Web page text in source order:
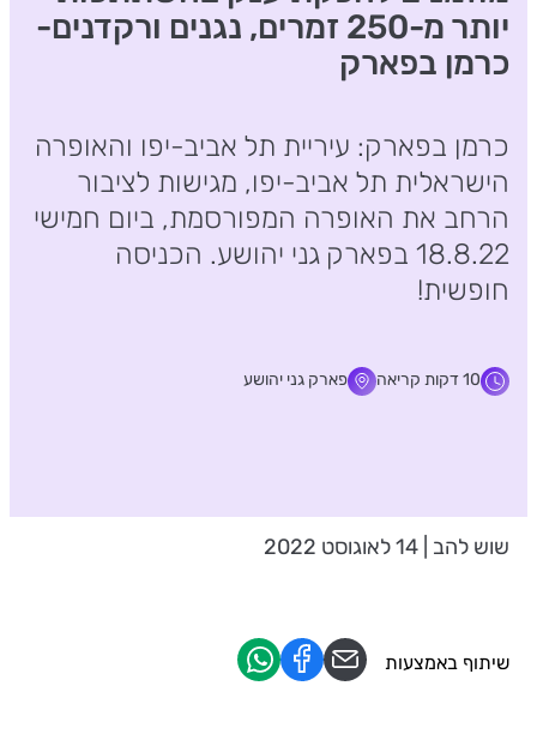
יותר מ-250 זמרים, נגנים ורקדנים-
כרמן בפארק
כרמן בפארק: עיריית תל אביב-יפו והאופרה
הישראלית תל אביב-יפו, מגישות לציבור
הרחב את האופרה המפורסמת, ביום חמישי
18.8.22 בפארק גני יהושע. הכניסה
חופשית!
10 דקות קריאה פארק גני יהושע
שוש להב | 14 לאוגוסט 2022
שיתוף באמצעות